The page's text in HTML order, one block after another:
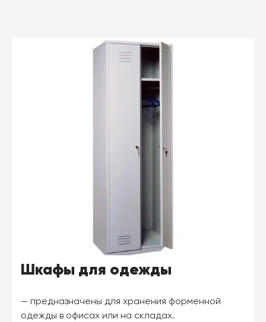
Шкафы для одежды
— предназначены для хранения форменной
одежды в офисах или на складах.